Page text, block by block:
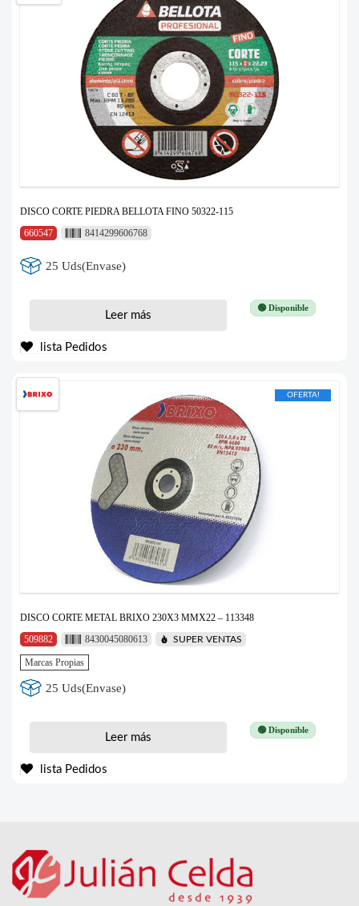
DISCO CORTE PIEDRA BELLOTA FINO 50322-115
660547
8414299606768
25 Uds(Envase)
🟢 Disponible
Leer más
lista Pedidos
OFERTA!
DISCO CORTE METAL BRIXO 230X3 MMX22 – 113348
509882
8430045080613 SUPER VENTAS
Marcas Propias
25 Uds(Envase)
🟢 Disponible
Leer más
lista Pedidos